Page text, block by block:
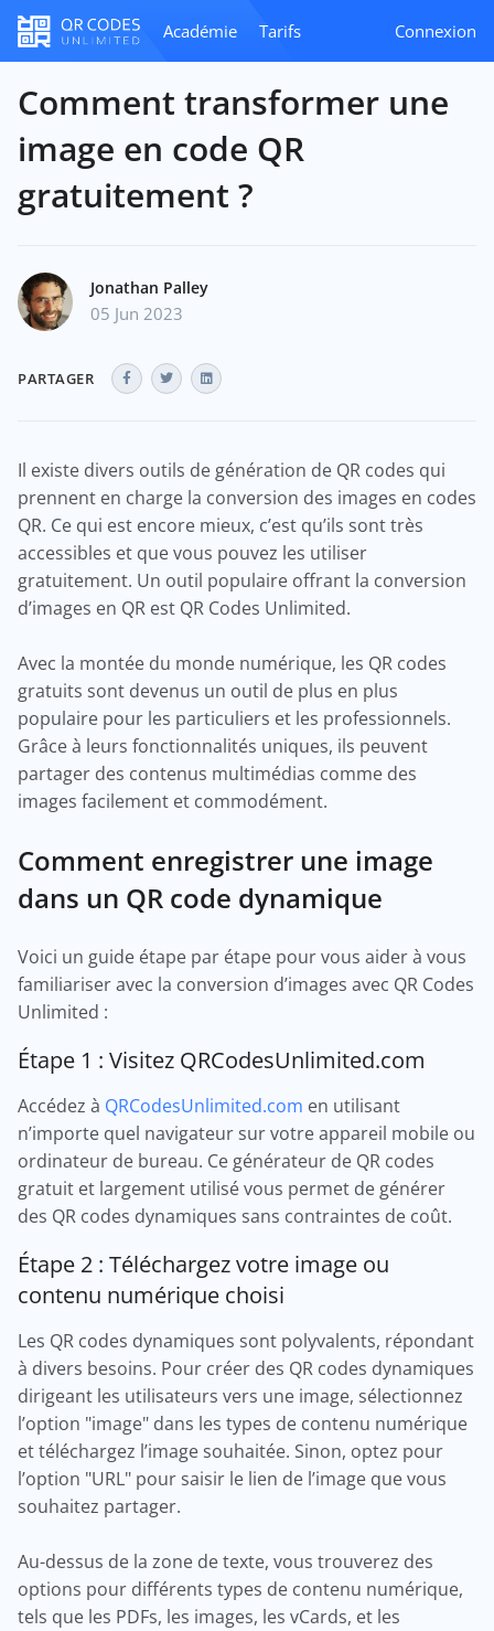
Académie Tarifs Connexion
Comment transformer une
image en code QR
gratuitement ?
Jonathan Palley
05 Jun 2023
PARTAGER
Il existe divers outils de génération de QR codes qui
prennent en charge la conversion des images en codes
QR. Ce qui est encore mieux, c’est qu’ils sont très
accessibles et que vous pouvez les utiliser
gratuitement. Un outil populaire offrant la conversion
d’images en QR est QR Codes Unlimited.
Avec la montée du monde numérique, les QR codes
gratuits sont devenus un outil de plus en plus
populaire pour les particuliers et les professionnels.
Grâce à leurs fonctionnalités uniques, ils peuvent
partager des contenus multimédias comme des
images facilement et commodément.
Comment enregistrer une image
dans un QR code dynamique
Voici un guide étape par étape pour vous aider à vous
familiariser avec la conversion d’images avec QR Codes
Unlimited :
Étape 1 : Visitez QRCodesUnlimited.com
Accédez à QRCodesUnlimited.com en utilisant
n’importe quel navigateur sur votre appareil mobile ou
ordinateur de bureau. Ce générateur de QR codes
gratuit et largement utilisé vous permet de générer
des QR codes dynamiques sans contraintes de coût.
Étape 2 : Téléchargez votre image ou
contenu numérique choisi
Les QR codes dynamiques sont polyvalents, répondant
à divers besoins. Pour créer des QR codes dynamiques
dirigeant les utilisateurs vers une image, sélectionnez
l’option "image" dans les types de contenu numérique
et téléchargez l’image souhaitée. Sinon, optez pour
l’option "URL" pour saisir le lien de l’image que vous
souhaitez partager.
Au-dessus de la zone de texte, vous trouverez des
options pour différents types de contenu numérique,
tels que les PDFs, les images, les vCards, et les